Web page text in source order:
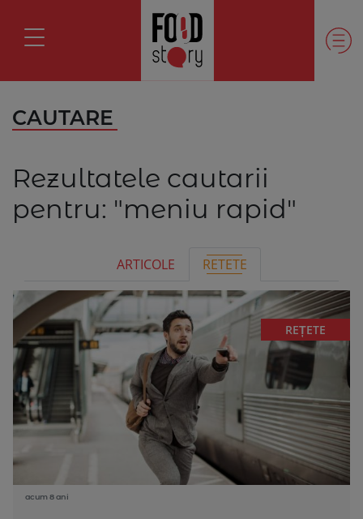
CAUTARE
Rezultatele cautarii
pentru: "meniu rapid"
ARTICOLE RETETE
REȚETE
acum 8 ani